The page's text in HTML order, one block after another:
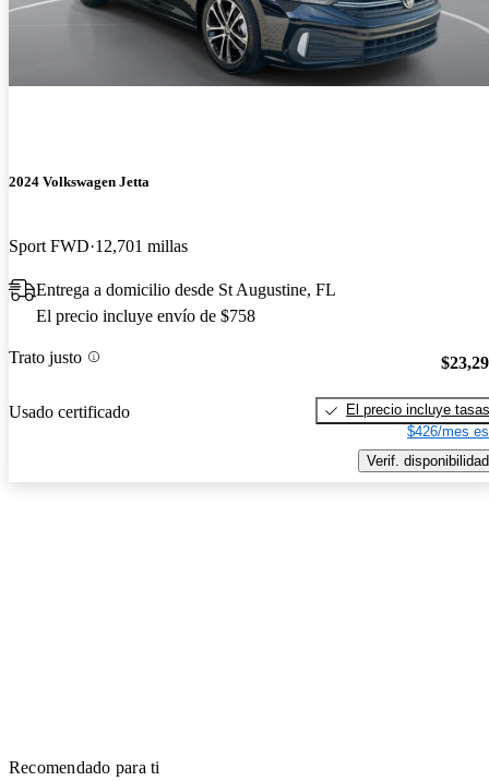
2024 Volkswagen Jetta
Sport FWD 12,701 millas
Entrega a domicilio desde St Augustine, FL
El precio incluye envío de $758
Trato justo
Usado certificado
El precio incluye tasas
$426/mes
Verif. disponibilidad
Recomendado para ti